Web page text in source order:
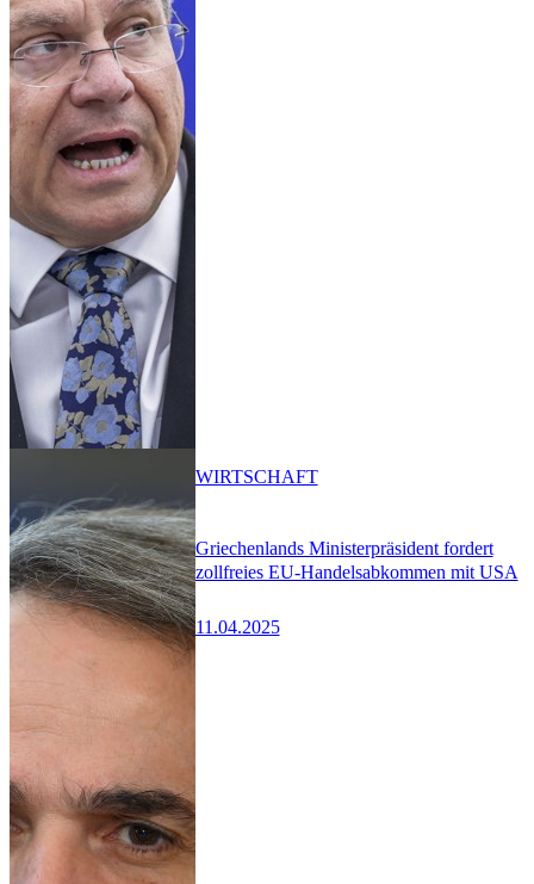
Griechenlands Ministerpräsident fordert
zollfreies EU-Handelsabkommen mit USA
11.04.2025
WIRTSCHAFT